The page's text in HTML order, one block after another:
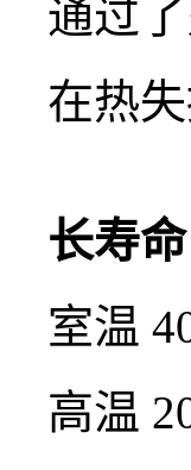
通过
在热
长寿命
室温
高温